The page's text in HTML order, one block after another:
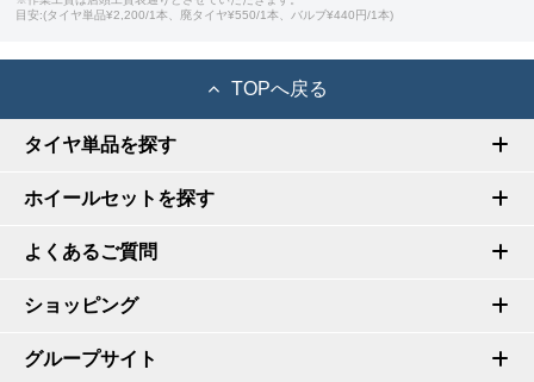
目安:(タイヤ単品¥2,200/1本、廃タイヤ¥550/1本、バルブ¥440円/1本)
TOPへ戻る
タイヤ単品を探す
ホイールセットを探す
よくあるご質問
ショッピング
グループサイト